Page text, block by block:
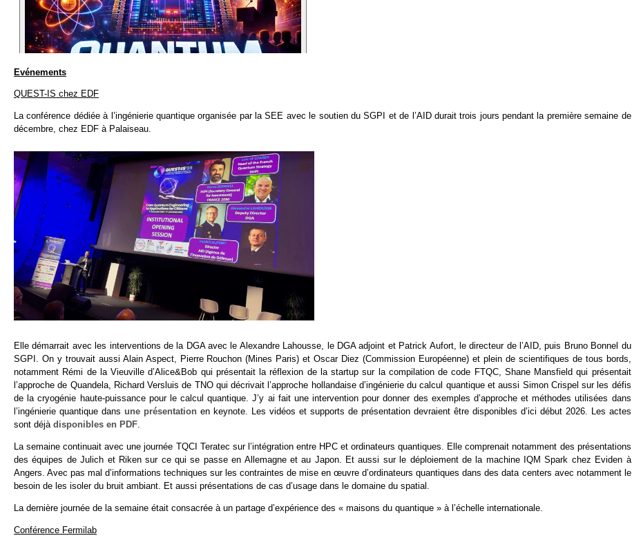
Evénements
QUEST-IS chez EDF
La conférence dédiée à l’ingénierie quantique organisée par la SEE avec le soutien du SGPI et de l’AID durait trois jours pendant la première semaine de
décembre, chez EDF à Palaiseau.
Elle démarrait avec les interventions de la DGA avec le Alexandre Lahousse, le DGA adjoint et Patrick Aufort, le directeur de l’AID, puis Bruno Bonnel du
SGPI. On y trouvait aussi Alain Aspect, Pierre Rouchon (Mines Paris) et Oscar Diez (Commission Européenne) et plein de scientifiques de tous bords,
notamment Rémi de la Vieuville d’Alice&Bob qui présentait la réflexion de la startup sur la compilation de code FTQC, Shane Mansfield qui présentait
l’approche de Quandela, Richard Versluis de TNO qui décrivait l’approche hollandaise d’ingénierie du calcul quantique et aussi Simon Crispel sur les défis
de la cryogénie haute-puissance pour le calcul quantique. J’y ai fait une intervention pour donner des exemples d’approche et méthodes utilisées dans
l’ingénierie quantique dans une présentationen keynote. Les vidéos et supports de présentation devraient être disponibles d’ici début 2026. Les actes
sont déjà disponibles en PDF.
La semaine continuait avec une journée TQCI Teratec sur l’intégration entre HPC et ordinateurs quantiques. Elle comprenait notamment des présentations
des équipes de Julich et Riken sur ce qui se passe en Allemagne et au Japon. Et aussi sur le déploiement de la machine IQM Spark chez Eviden à
Angers. Avec pas mal d’informations techniques sur les contraintes de mise en œuvre d’ordinateurs quantiques dans des data centers avec notamment le
besoin de les isoler du bruit ambiant. Et aussi présentations de cas d’usage dans le domaine du spatial.
La dernière journée de la semaine était consacrée à un partage d’expérience des « maisons du quantique » à l’échelle internationale.
Conférence Fermilab